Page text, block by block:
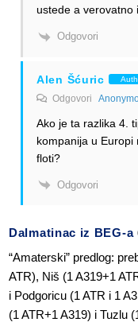
ustede a verovatno
Odgovori
Alen Šćuric
Odgovori
Ako je ta razlika 4.
kompanija u Europi
floti?
Odgovori
Dalmatinac iz BEG-a
“Amaterski” predlog:
ATR), Niš (1 A319+1
i Podgoricu (1 ATR i 1
(1 ATR+1 A319) i Tuzlu